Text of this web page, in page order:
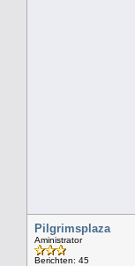
Pilgrimsplaza
Aministrator
Berichten: 45